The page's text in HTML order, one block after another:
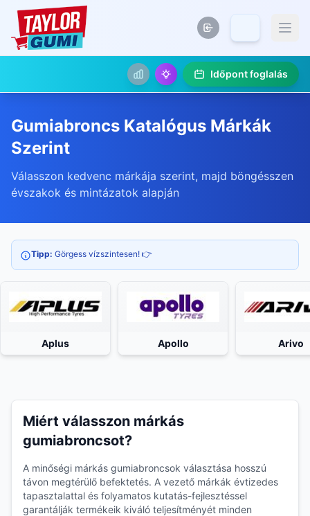
Időpont foglalás
Gumiabroncs Katalógus Márkák
Szerint
Válasszon kedvenc márkája szerint, majd böngésszen
évszakok és mintázatok alapján
Tipp: Görgess vízszintesen! 👉
Aplus Apollo Arivo
Miért válasszon márkás
gumiabroncsot?
A minőségi márkás gumiabroncsok választása hosszú
távon megtérülő befektetés. A vezető márkák évtizedes
tapasztalattal és folyamatos kutatás-fejlesztéssel
garantálják termékeik kiváló teljesítményét minden